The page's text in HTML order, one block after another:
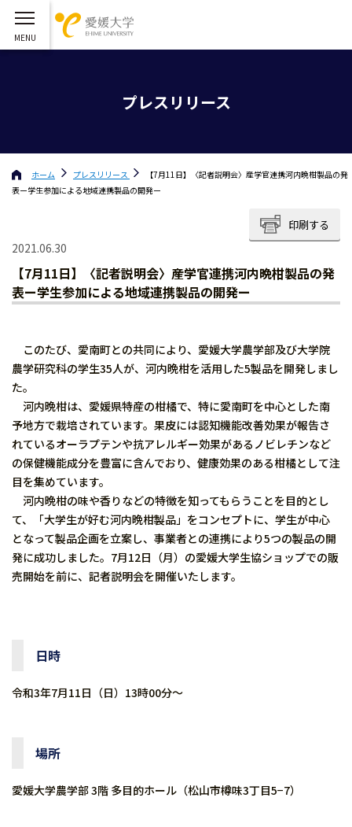
プレスリリース
ホーム プレスリリース
【7月11日】〈記者説明会〉産学官連携河内晩柑製品の発
表ー学生参加による地域連携製品の開発ー
印刷する
2021.06.30
【7月11日】〈記者説明会〉産学官連携河内晩柑製品の発
表ー学生参加による地域連携製品の開発ー
このたび、愛南町との共同により、愛媛大学農学部及び大学院
農学研究科の学生35人が、河内晩柑を活用した5製品を開発しまし
た。
河内晩柑は、愛媛県特産の柑橘で、特に愛南町を中心とした南
予地方で栽培されています。果皮には認知機能改善効果が報告さ
れているオーラプテンや抗アレルギー効果があるノビレチンなど
の保健機能成分を豊富に含んでおり、健康効果のある柑橘として注
目を集めています。
河内晩柑の味や香りなどの特徴を知ってもらうことを目的とし
て、「大学生が好む河内晩柑製品」をコンセプトに、学生が中心
となって製品企画を立案し、事業者との連携により5つの製品の開
発に成功しました。7月12日（月）の愛媛大学生協ショップでの販
売開始を前に、記者説明会を開催いたします。
日時
令和3年7月11日（日）13時00分～
場所
愛媛大学農学部 3階 多目的ホール（松山市樽味3丁目5−7）